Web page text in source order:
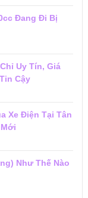
Đang Đi Bị
Uy Tín, Giá
Cậy
Xe Điện Tại Tân
Như Thế Nào